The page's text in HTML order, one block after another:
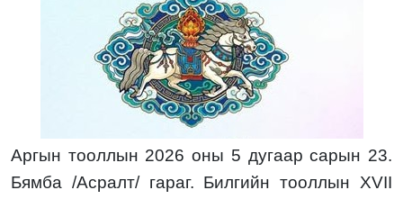
Аргын тооллын 2026 оны 5 дугаар сарын 23.
Бямба /Асралт/ гараг. Билгийн тооллын XVII